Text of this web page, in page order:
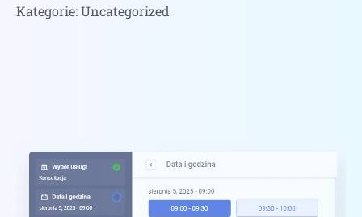
Kategorie:Uncategorized